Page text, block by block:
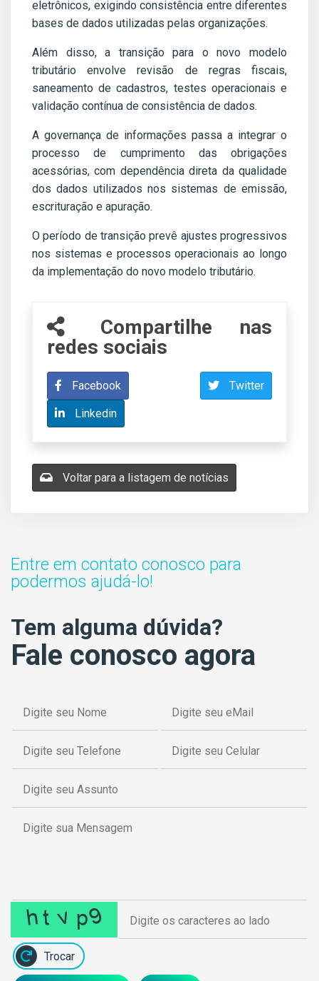
eletrônicos, exigindo consistência entre diferentes
bases de dados utilizadas pelas organizações.
Além disso, a transição para o novo modelo
tributário envolve revisão de regras fiscais,
saneamento de cadastros, testes operacionais e
validação contínua de consistência de dados.
A governança de informações passa a integrar o
processo de cumprimento das obrigações
acessórias, com dependência direta da qualidade
dos dados utilizados nos sistemas de emissão,
escrituração e apuração.
O período de transição prevê ajustes progressivos
nos sistemas e processos operacionais ao longo
da implementação do novo modelo tributário.
Compartilhe nas
redes sociais
Facebook Twitter
Linkedin
Voltar para a listagem de notícias
Entre em contato conosco para
podermos ajudá-lo!
Tem alguma dúvida?
Fale conosco agora
Trocar